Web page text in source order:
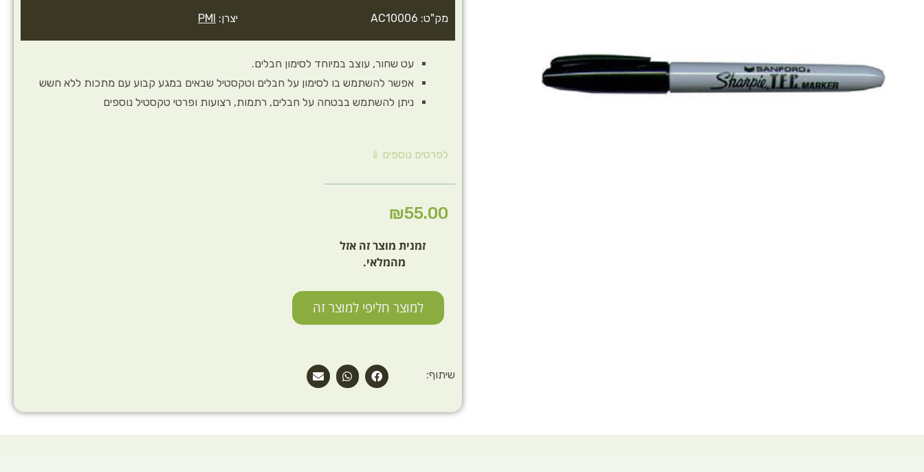
מק"ט: AC10006 יצרן: PMI
עט שחור, עוצב במיוחד לסימון חבלים.
אפשר להשתמש בו לסימון על חבלים וטקסטיל שבאים במגע קבוע עם מתכות ללא חשש
ניתן להשתמש בבטחה על חבלים, רתמות, רצועות ופרטי טקסטיל נוספים
לפרטים נוספים ⇓
₪55.00
זמנית מוצר זה אזל
מהמלאי.
למוצר חליפי למוצר זה
שיתוף: